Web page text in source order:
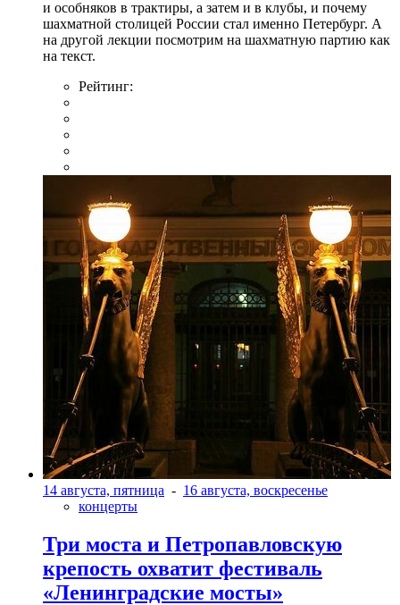
и особняков в трактиры, а затем и в клубы, и почему
шахматной столицей России стал именно Петербург. А
на другой лекции посмотрим на шахматную партию как
на текст.
Рейтинг:
14 августа, пятница - 16 августа, воскресенье
концерты
Три моста и Петропавловскую
крепость охватит фестиваль
«Ленинградские мосты»